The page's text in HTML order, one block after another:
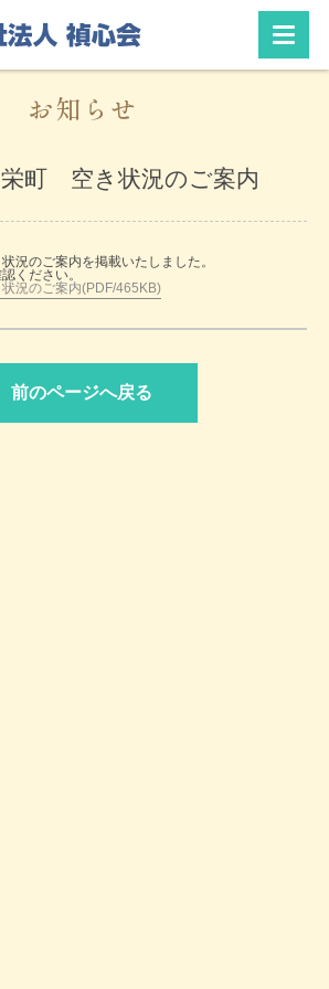
お知らせ
町 空き状況のご案内
況のご案内を掲載いたしました。
ください。
況のご案内(PDF/465KB)
前のページへ戻る